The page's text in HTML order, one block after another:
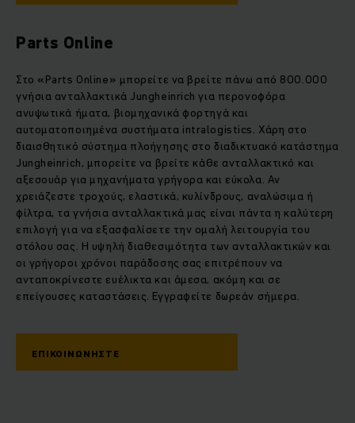
Parts Online
Στο «Parts Online» μπορείτε να βρείτε πάνω από 800.000
γνήσια ανταλλακτικά Jungheinrich για περονοφόρα
ανυψωτικά ήματα, βιομηχανικά φορτηγά και
αυτοματοποιημένα συστήματα intralogistics. Χάρη στο
διαισθητικό σύστημα πλοήγησης στο διαδικτυακό κατάστημα
Jungheinrich, μπορείτε να βρείτε κάθε ανταλλακτικό και
αξεσουάρ για μηχανήματα γρήγορα και εύκολα. Αν
χρειάζεστε τροχούς, ελαστικά, κυλίνδρους, αναλώσιμα ή
φίλτρα, τα γνήσια ανταλλακτικά μας είναι πάντα η καλύτερη
επιλογή για να εξασφαλίσετε την ομαλή λειτουργία του
στόλου σας. Η υψηλή διαθεσιμότητα των ανταλλακτικών και
οι γρήγοροι χρόνοι παράδοσης σας επιτρέπουν να
ανταποκρίνεστε ευέλικτα και άμεσα, ακόμη και σε
επείγουσες καταστάσεις. Εγγραφείτε δωρεάν σήμερα.
ΕΠΙΚΟΙΝΩΝΗΣΤΕ